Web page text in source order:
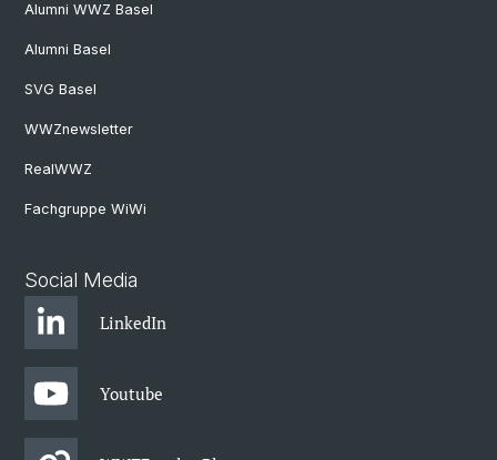
Alumni WWZ Basel
Alumni Basel
SVG Basel
WWZnewsletter
RealWWZ
Fachgruppe WiWi
Social Media
LinkedIn
Youtube